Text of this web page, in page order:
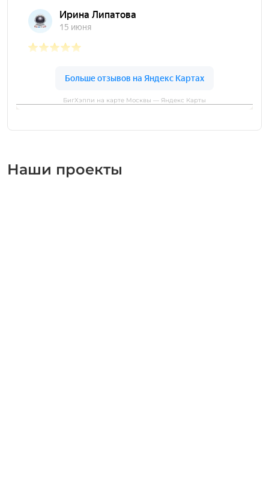
БигХэппи на карте Москвы — Яндекс Карты
Наши проекты